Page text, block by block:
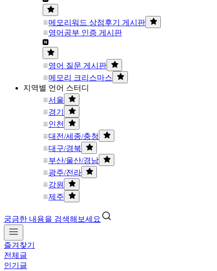
메모리워드 상점후기 게시판
영어공부 인증 게시판
영어 질문 게시판
메모리 크리스마스
지역별 언어 스터디
서울
경기
인천
대전/세종/충청
대구/경북
부산/울산/경남
광주/전라
강원
제주
궁금한 내용을 검색해보세요
즐겨찾기
전체글
인기글